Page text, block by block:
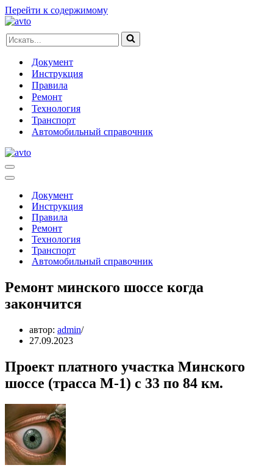
Перейти к содержимому
Искать...
Документ
Инструкция
Правила
Ремонт
Технология
Транспорт
Автомобильный справочник
Меню
навигации
Меню
навигацииДокумент
Инструкция
Правила
Ремонт
Технология
Транспорт
Автомобильный справочник
Ремонт минского шоссе когда
закончится
автор: admin
27.09.2023
Проект платного участка Минского
шоссе (трасса М-1) с 33 по 84 км.